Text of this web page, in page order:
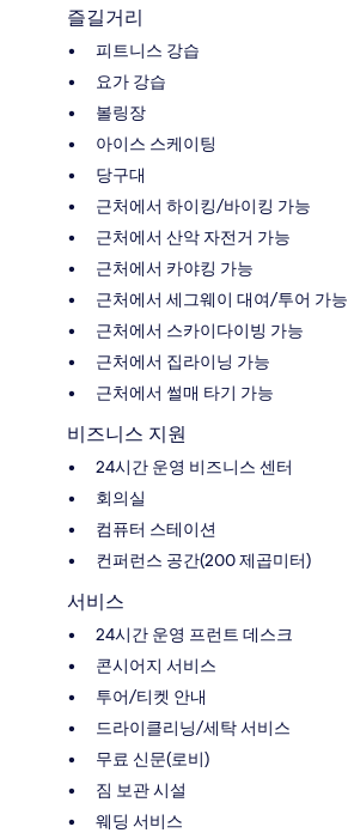
즐길거리
피트니스 강습
요가 강습
볼링장
아이스 스케이팅
당구대
근처에서 하이킹/바이킹 가능
근처에서 산악 자전거 가능
근처에서 카야킹 가능
근처에서 세그웨이 대여/투어 가능
근처에서 스카이다이빙 가능
근처에서 집라이닝 가능
근처에서 썰매 타기 가능
비즈니스 지원
24시간 운영 비즈니스 센터
회의실
컴퓨터 스테이션
컨퍼런스 공간(200 제곱미터)
서비스
24시간 운영 프런트 데스크
콘시어지 서비스
투어/티켓 안내
드라이클리닝/세탁 서비스
무료 신문(로비)
짐 보관 시설
웨딩 서비스